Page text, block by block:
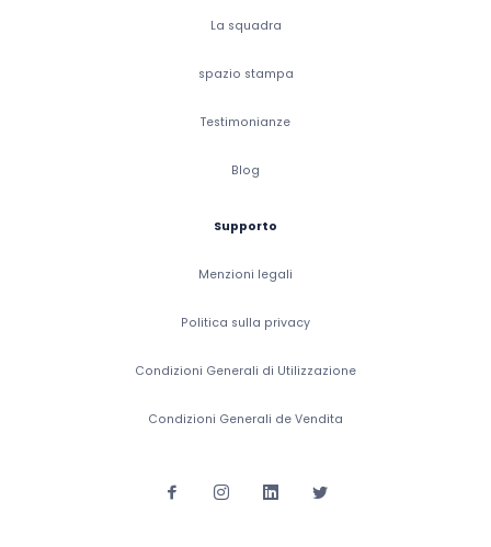
La squadra
spazio stampa
Testimonianze
Blog
Supporto
Menzioni legali
Politica sulla privacy
Condizioni Generali di Utilizzazione
Condizioni Generali de Vendita